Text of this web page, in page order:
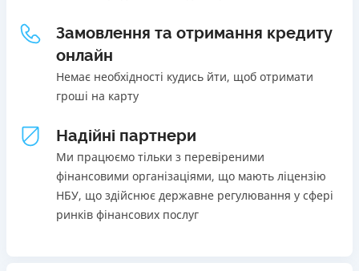
Погашення
В касах і терміналах відділень
Онлайн (через сайт або інтернет-банкінг)
Через термінали самообслуговування
Через термінали Приватбанку
Ліцензія НБУ
Ліцензія переоформлена 27.03.2024 р.
Вся інформація про кредит
ОТРИМАТИ ПОЗИКУ
Щомісячна комісія
від 0%
Переваги
Акція: ставка 0,01% на перший платіж за умови
Швидкий онлайн кредит на банківську картку без
застави та поручителів;
Процес повністю автоматизований і займає до 5
хвилин;
Видача коштів відбувається цілодобово по всій
Замовлення та отримання кредиту
онлайн
Немає необхідності кудись йти, щоб отримати
гроші на карту
Надійні партнери
Ми працюємо тільки з перевіреними
фінансовими організаціями, що мають ліцензію
НБУ, що здійснює державне регулювання у сфері
ринків фінансових послуг